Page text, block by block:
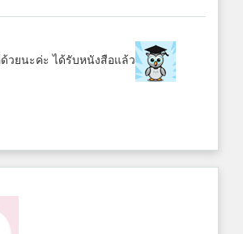
วยนะค่ะ ได้รับหนังสือแล้ว